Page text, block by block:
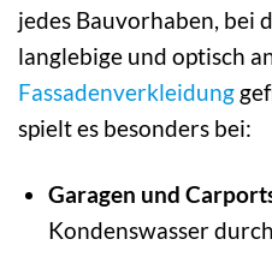
jedes Bauvorhaben, bei
langlebige und optisch
Fassadenverkleidung
spielt es besonders bei:
Garagen und
Kondenswasser